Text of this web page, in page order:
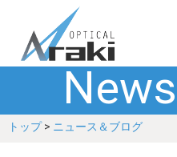
選ばれる理由
ブランド
トップ> ニュース＆ブログ